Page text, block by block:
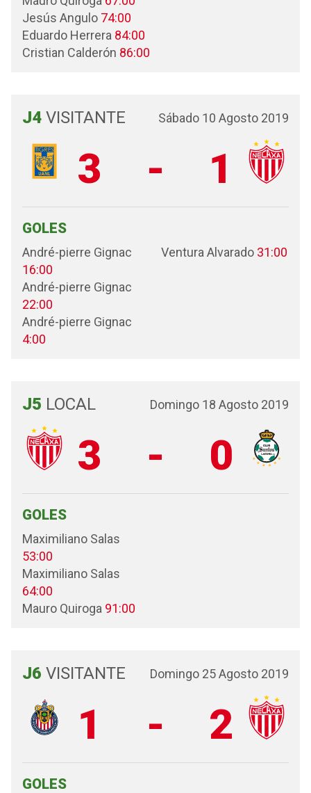
Jesús Angulo 74:00
Eduardo Herrera 84:00
Cristian Calderón 86:00
J4 VISITANTE Sábado 10 Agosto 2019
3 - 1
GOLES
André-pierre Gignac
16:00
André-pierre Gignac
22:00
André-pierre Gignac
4:00
Ventura Alvarado 31:00
J5 LOCAL Domingo 18 Agosto 2019
3 - 0
GOLES
Maximiliano Salas
53:00
Maximiliano Salas
64:00
Mauro Quiroga 91:00
J6 VISITANTE Domingo 25 Agosto 2019
1 - 2
GOLES